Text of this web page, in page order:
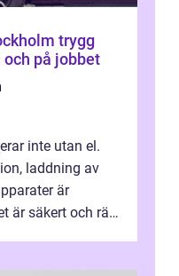
trygg
på jobbet
inte utan el.
laddning av
är
är säkert och rätt